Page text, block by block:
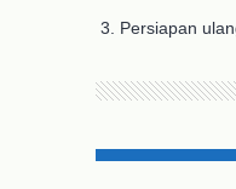
Persiapan